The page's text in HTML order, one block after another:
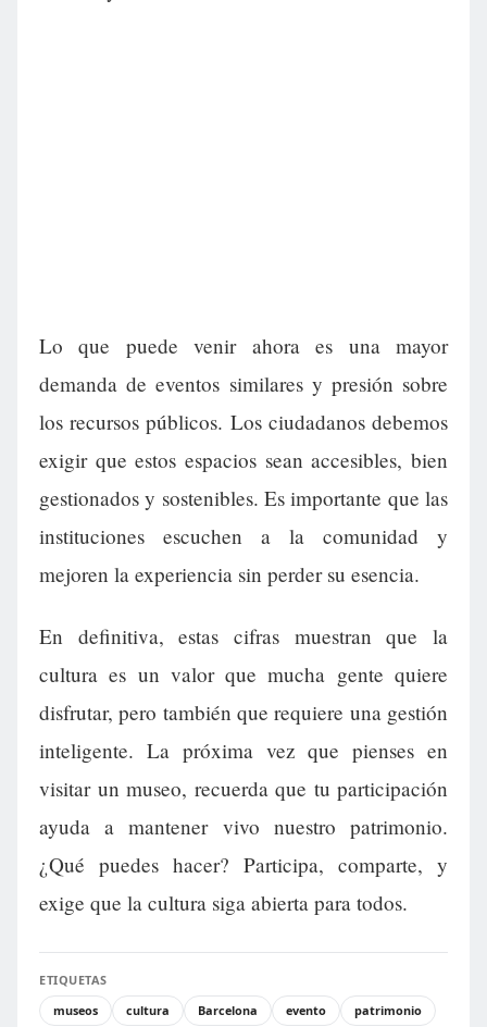
Lo que puede venir ahora es una mayor
demanda de eventos similares y presión sobre
los recursos públicos. Los ciudadanos debemos
exigir que estos espacios sean accesibles, bien
gestionados y sostenibles. Es importante que las
instituciones escuchen a la comunidad y
mejoren la experiencia sin perder su esencia.
En definitiva, estas cifras muestran que la
cultura es un valor que mucha gente quiere
disfrutar, pero también que requiere una gestión
inteligente. La próxima vez que pienses en
visitar un museo, recuerda que tu participación
ayuda a mantener vivo nuestro patrimonio.
¿Qué puedes hacer? Participa, comparte, y
exige que la cultura siga abierta para todos.
ETIQUETAS
museos
cultura Barcelona evento patrimonio